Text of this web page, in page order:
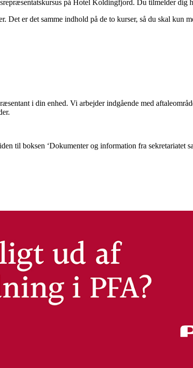
på Hotel Koldingfjord. Du tilmelder dig
er det samme indhold på de to kurser, så du skal kun
i din enhed. Vi arbejder indgående med
til boksen ‘Dokumenter og information fra sekretariatet